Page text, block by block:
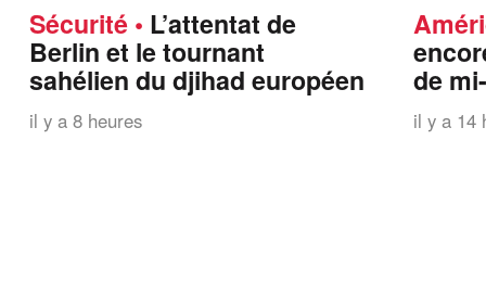
Sécurité L’attentat de
Berlin et le tournant
sahélien du djihad européen
il y a 8 heures
de
il y a 14